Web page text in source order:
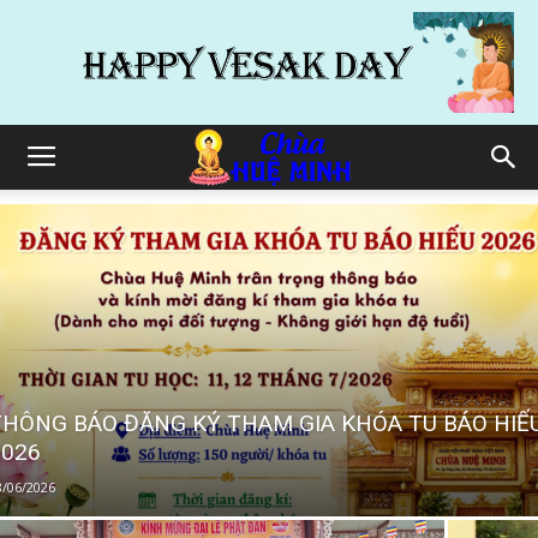
BÁO ĐĂNG KÝ THAM GIA KHÓA TU BÁO
06/2026